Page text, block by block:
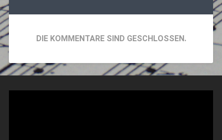
DIE KOMMENTARE SIND GESCHLOSSEN.